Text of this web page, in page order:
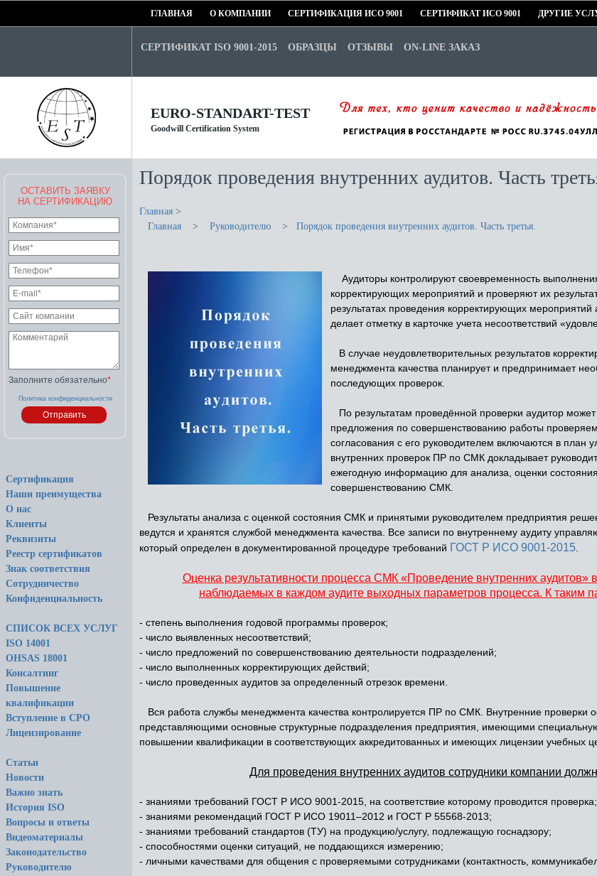
ГЛАВНАЯ О КОМПАНИИ СЕРТИФИКАЦИЯ ИСО 9001 СЕРТИФИКАТ ИСО 9001 ДРУГИЕ
СЕРТИФИКАТ ISO 9001-2015 ОБРАЗЦЫ ОТЗЫВЫ ON-LINE ЗАКАЗ
EURO-STANDART-TEST
Goodwill Certification System
ОСТАВИТЬ ЗАЯВКУ
НА СЕРТИФИКАЦИЮ
Заполните обязательно*
Политика конфиденциальности
Сертификация
Наши преимущества
О нас
Клиенты
Реквизиты
Реестр сертификатов
Знак соответствия
Сотрудничество
Конфиденциальность
СПИСОК ВСЕХ УСЛУГ
ISO 14001
OHSAS 18001
Консалтинг
Повышение
квалификации
Вступление в СРО
Лицензирование
Статьи
Новости
Важно знать
История ISO
Вопросы и ответы
Видеоматериалы
Законодательство
Руководителю
Порядок проведения внутренних аудитов. Часть
Главная >
Главная
> Руководителю > Порядок проведения внутренних аудитов. Часть третья.
Аудиторы контролируют своевременность
корректирующих мероприятий и проверяют их
результатах проведения корректирующих мероприятий
делает отметку в карточке учета несоответствий
В случае неудовлетворительных результатов
менеджмента качества планирует и предпринимает
последующих проверок.
По результатам проведённой проверки аудитор
предложения по совершенствованию работы
согласования с его руководителем включаются в план
внутренних проверок ПР по СМК докладывает
ежегодную информацию для анализа, оценки
совершенствованию СМК.
Результаты анализа с оценкой состояния СМК и принятыми руководителем предприятия
ведутся и хранятся службой менеджмента качества. Все записи по внутреннему аудиту
который определен в документированной процедуре требований ГОСТ Р ИСО 9001-2015
Оценка результативности процесса СМК «Проведение внутренних аудитов»
наблюдаемых в каждом аудите выходных параметров процесса. К таким
- степень выполнения годовой программы проверок;
- число выявленных несоответствий;
- число предложений по совершенствованию деятельности подразделений;
- число выполненных корректирующих действий;
- число проведенных аудитов за определенный отрезок времени.
Вся работа службы менеджмента качества контролируется ПР по СМК. Внутренние проверки
представляющими основные структурные подразделения предприятия, имеющими
повышении квалификации в соответствующих аккредитованных и имеющих лицензии учебных
Для проведения внутренних аудитов сотрудники компании
- знаниями требований ГОСТ Р ИСО 9001-2015, на соответствие которому проводится проверка;
- знаниями рекомендаций ГОСТ Р ИСО 19011–2012 и ГОСТ Р 55568-2013;
- знаниями требований стандартов (ТУ) на продукцию/услугу, подлежащую госнадзору;
- способностями оценки ситуаций, не поддающихся измерению;
- личными качествами для общения с проверяемыми сотрудниками (контактность,